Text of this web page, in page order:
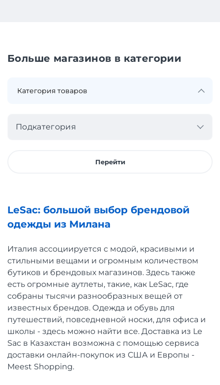
Больше магазинов в категории
Подкатегория
Перейти
LeSac: большой выбор брендовой
одежды из Милана
Италия ассоциируется с модой, красивыми и
стильными вещами и огромным количеством
бутиков и брендовых магазинов. Здесь также
есть огромные аутлеты, такие, как LeSac, где
собраны тысячи разнообразных вещей от
известных брендов. Одежда и обувь для
путешествий, повседневной носки, для офиса и
школы - здесь можно найти все. Доставка из Le
Sac в Казахстан возможна с помощью сервиса
доставки онлайн-покупок из США и Европы -
Meest Shopping.